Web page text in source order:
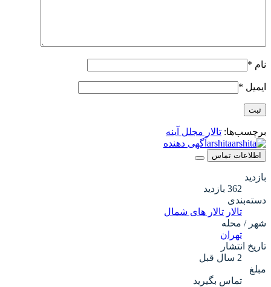
نام *
ایمیل *
برچسب‌ها: تالار مجلل آینه
arshitaآگهی دهنده
اطلاعات تماس
بازدید
362 بازدید
دسته‌بندی
تالار تالار های شمال
شهر / محله
تهران
تاریخ انتشار
2 سال قبل
مبلغ
تماس بگیرید